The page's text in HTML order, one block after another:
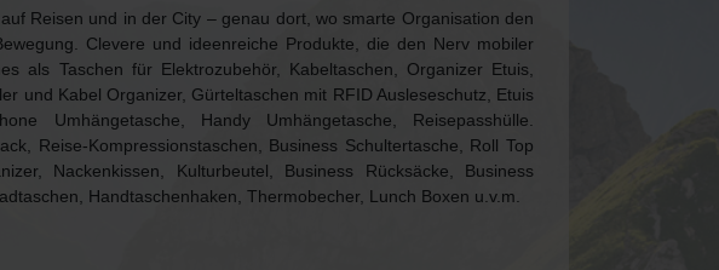
Reisen und in der City – genau dort, wo smarte Organisation den
Clevere und ideenreiche Produkte, die den Nerv mobiler
als Taschen für Elektrozubehör, Kabeltaschen, Organizer Etuis,
und Kabel Organizer, Gürteltaschen mit RFID Ausleseschutz, Etuis
Umhängetasche, Handy Umhängetasche, Reisepasshülle.
Reise-Kompressionstaschen, Business Schultertasche, Roll Top
Nackenkissen, Kulturbeutel, Business Rücksäcke, Business
Handtaschenhaken, Thermobecher, Lunch Boxen u.v.m.